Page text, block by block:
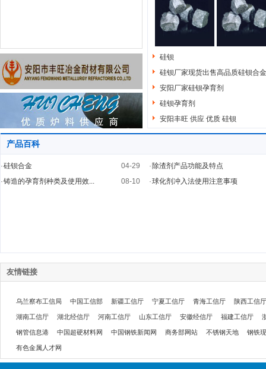
硅钡
硅钡厂家现货出售高品质硅钡合
安阳厂家硅钡孕育剂
硅钡孕育剂
安阳丰旺 供应 优质 硅钡
产品百科
·硅钡合金
04-29
·铸造的孕育剂种类及使用效... 08-10
· 除渣剂产品功能及特点
·球化剂冲入法使用注意事项
友情链接
乌兰察布工信局 中国工信部 新疆工信厅 宁夏工信厅 青海工信厅 陕西工信厅
湖南工信厅 湖北经信厅 河南工信厅 山东工信厅 安徽经信厅 福建工信厅
钢管信息港 中国超硬材料网 中国钢铁新闻网 商务部网站 不锈钢天地 钢铁
有色金属人才网